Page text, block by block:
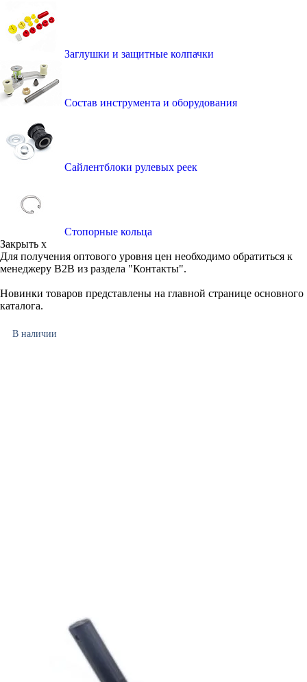
Заглушки и защитные колпачки
Состав инструмента и оборудования
Сайлентблоки рулевых реек
Стопорные кольца
Закрыть x
Для получения оптового уровня цен необходимо обратиться к
менеджеру B2B из раздела "Контакты".
Новинки товаров представлены на главной странице основного
каталога.
В наличии